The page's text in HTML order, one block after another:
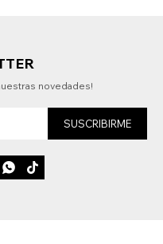
novedades!
SUSCRIBIRME
 